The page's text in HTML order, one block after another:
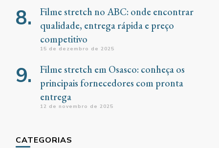
Filme stretch no ABC: onde encontrar
qualidade, entrega rápida e preço
competitivo
15 de dezembro de 2025
Filme stretch em Osasco: conheça os
principais fornecedores com pronta
entrega
12 de novembro de 2025
CATEGORIAS